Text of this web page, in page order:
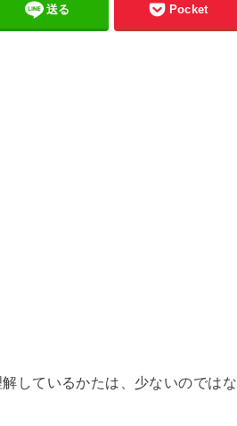
送る Pocket
しているかたは、少ないのではな